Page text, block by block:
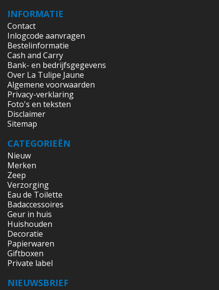
INFORMATIE
Contact
Inlogcode aanvragen
Bestelinformatie
Cash and Carry
Bank- en bedrijfsgegevens
Over La Tulipe Jaune
Algemene voorwaarden
Privacy-verklaring
Foto's en teksten
Disclaimer
Sitemap
CATEGORIEËN
Nieuw
Merken
Zeep
Verzorging
Eau de Toilette
Badaccessoires
Geur in huis
Huishouden
Decoratie
Papierwaren
Giftboxen
Private label
NIEUWSBRIEF